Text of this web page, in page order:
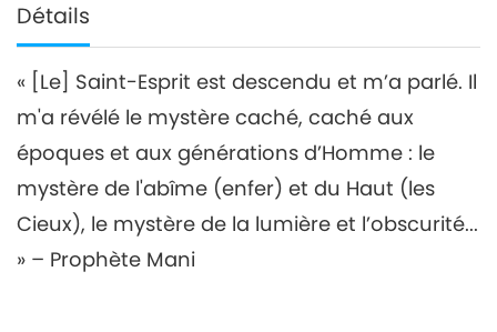
Détails
« [Le] Saint-Esprit est descendu et m’a parlé. Il
m'a révélé le mystère caché, caché aux
époques et aux générations d’Homme : le
mystère de l'abîme (enfer) et du Haut (les
Cieux), le mystère de la lumière et l’obscurité...
» – Prophète Mani